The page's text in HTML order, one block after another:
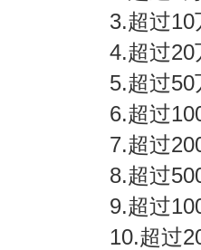
3.超过10万
4.超过20万
5.超过50万
6.超过100
7.超过200
8.超过500
9.超过1000
10.超过